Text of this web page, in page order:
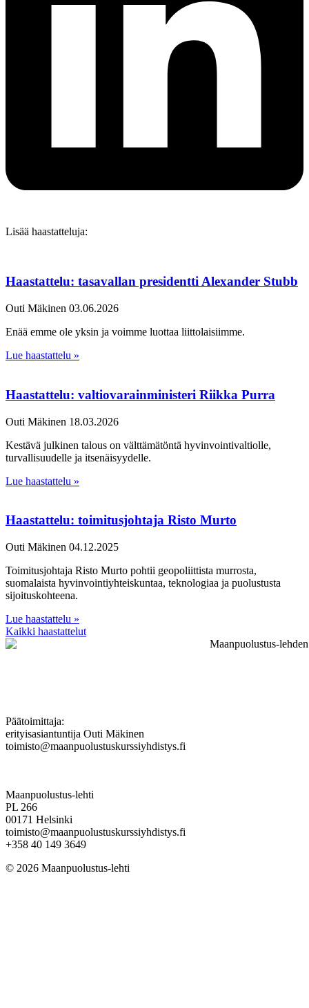
Lisää haastatteluja:
Haastattelu: tasavallan presidentti Alexander Stubb
Outi Mäkinen 03.06.2026
Enää emme ole yksin ja voimme luottaa liittolaisiimme.
Lue haastattelu »
Haastattelu: valtiovarainministeri Riikka Purra
Outi Mäkinen 18.03.2026
Kestävä julkinen talous on välttämätöntä hyvinvointivaltiolle,
turvallisuudelle ja itsenäisyydelle.
Lue haastattelu »
Haastattelu: toimitusjohtaja Risto Murto
Outi Mäkinen 04.12.2025
Toimitusjohtaja Risto Murto pohtii geopoliittista murrosta,
suomalaista hyvinvointiyhteiskuntaa, teknologiaa ja puolustusta
sijoituskohteena.
Lue haastattelu »
Kaikki haastattelut
Päätoimittaja:
erityisasiantuntija Outi Mäkinen
toimisto@maanpuolustuskurssiyhdistys.fi
Maanpuolustus-lehti
PL 266
00171 Helsinki
toimisto@maanpuolustuskurssiyhdistys.fi
+358 40 149 3649
© 2026 Maanpuolustus-lehti